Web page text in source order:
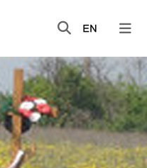
КНИГИ О НАС